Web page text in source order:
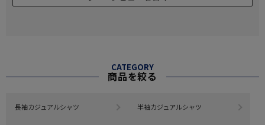
CATEGORY
商品を絞る
長袖カジュアルシャツ 半袖カジュアルシャツ